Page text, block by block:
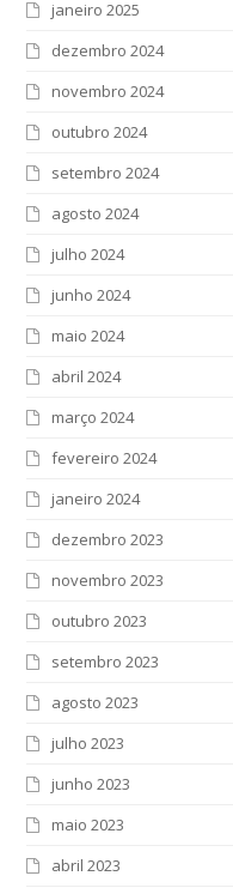
janeiro 2025
dezembro 2024
novembro 2024
outubro 2024
setembro 2024
agosto 2024
julho 2024
junho 2024
maio 2024
abril 2024
março 2024
fevereiro 2024
janeiro 2024
dezembro 2023
novembro 2023
outubro 2023
setembro 2023
agosto 2023
julho 2023
junho 2023
maio 2023
abril 2023